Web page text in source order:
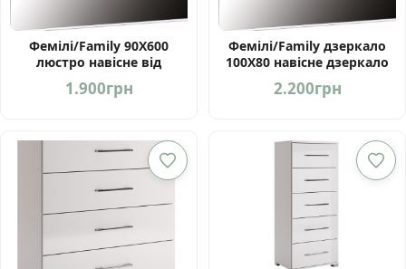
Фемілі/Family 90Х600
люстро навісне від
фабрики МироМарк
Україна
1.900грн
Фемілі/Family дзеркало
100Х80 навісне дзеркало
від фабрики Миро Марк
Україна
2.200грн